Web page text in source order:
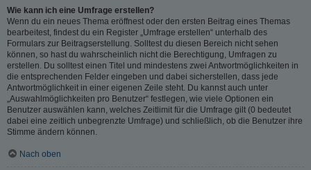
Wie kann ich eine Umfrage erstellen?
Wenn du ein neues Thema eröffnest oder den ersten Beitrag eines Themas
bearbeitest, findest du ein Register „Umfrage erstellen“ unterhalb des
Formulars zur Beitragserstellung. Solltest du diesen Bereich nicht sehen
können, so hast du wahrscheinlich nicht die Berechtigung, Umfragen zu
erstellen. Du solltest einen Titel und mindestens zwei Antwortmöglichkeiten in
die entsprechenden Felder eingeben und dabei sicherstellen, dass jede
Antwortmöglichkeit in einer eigenen Zeile steht. Du kannst auch unter
„Auswahlmöglichkeiten pro Benutzer“ festlegen, wie viele Optionen ein
Benutzer auswählen kann, welches Zeitlimit für die Umfrage gilt (0 bedeutet
dabei eine zeitlich unbegrenzte Umfrage) und schließlich, ob die Benutzer ihre
Stimme ändern können.
Nach oben